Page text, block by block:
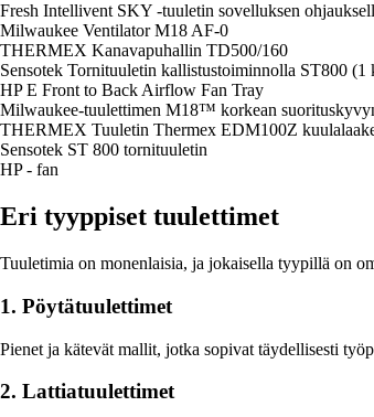
Fresh Intellivent SKY -tuuletin sovelluksen
Milwaukee Ventilator M18 AF-0
THERMEX Kanavapuhallin TD500/160
Sensotek Tornituuletin kallistustoiminnolla ST800 (1
HP E Front to Back Airflow Fan Tray
Milwaukee-tuulettimen M18™ korkean
THERMEX Tuuletin Thermex EDM100Z
Sensotek ST 800 tornituuletin
HP - fan
Eri tyyppiset tuulettimet
Tuuletimia on monenlaisia, ja jokaisella tyypillä on
1. Pöytätuulettimet
Pienet ja kätevät mallit, jotka sopivat täydellisesti
2. Lattiatuulettimet